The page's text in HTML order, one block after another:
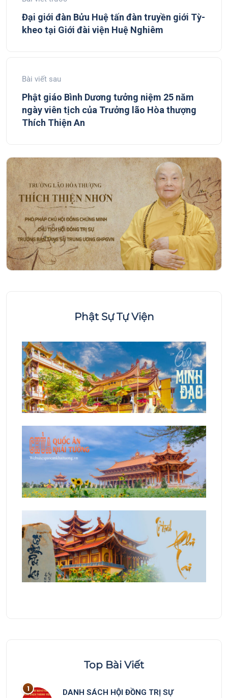
Đại giới đàn Bửu Huệ tấn đàn truyền giới Tỳ-
kheo tại Giới đài viện Huệ Nghiêm
Bài viết sau
Phật giáo Bình Dương tưởng niệm 25 năm
ngày viên tịch của Trưởng lão Hòa thượng
Thích Thiện An
Phật Sự Tự Viện
Top Bài Viết
DANH SÁCH HỘI ĐỒNG TRỊ SỰ